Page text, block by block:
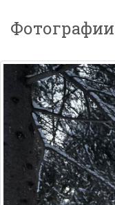
Фотографии